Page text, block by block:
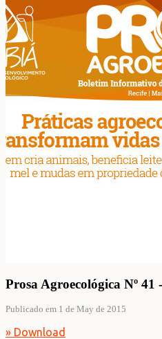
Prosa Agroecológica Nº
Publicado em 1 de May de 2015
» Download